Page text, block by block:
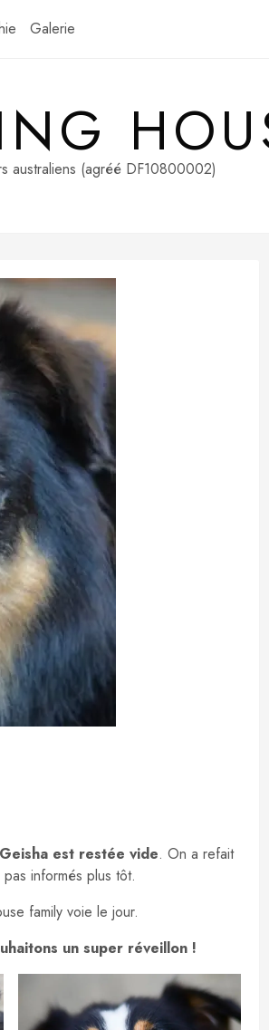
Galerie
australiens (agréé DF10800002)
Geisha est restée vide. On a refait
informés plus tôt.
family voie le jour.
un super réveillon !